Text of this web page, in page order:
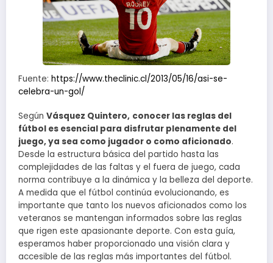
Fuente: https://www.theclinic.cl/2013/05/16/asi-se-
celebra-un-gol/
Según Vásquez Quintero, conocer las reglas del
fútbol es esencial para disfrutar plenamente del
juego, ya sea como jugador o como aficionado.
Desde la estructura básica del partido hasta las
complejidades de las faltas y el fuera de juego, cada
norma contribuye a la dinámica y la belleza del deporte.
A medida que el fútbol continúa evolucionando, es
importante que tanto los nuevos aficionados como los
veteranos se mantengan informados sobre las reglas
que rigen este apasionante deporte. Con esta guía,
esperamos haber proporcionado una visión clara y
accesible de las reglas más importantes del fútbol.